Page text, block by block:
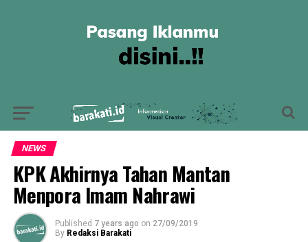
NEWS
KPK Akhirnya Tahan Mantan
Menpora Imam Nahrawi
Published 7 years ago on 27/09/2019
By Redaksi Barakati